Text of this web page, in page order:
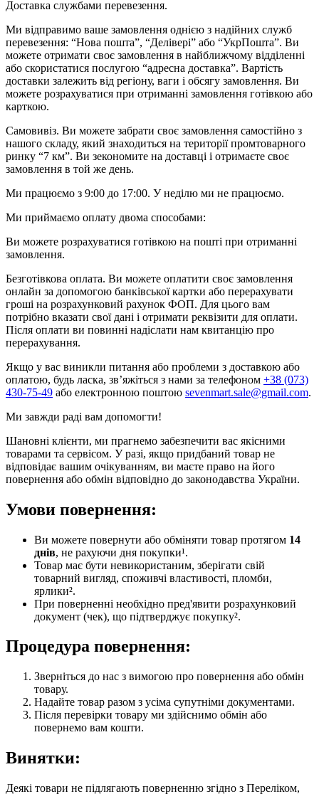
Доставка службами перевезення.
Ми відправимо ваше замовлення однією з надійних служб
перевезення: “Нова пошта”, “Делівері” або “УкрПошта”. Ви
можете отримати своє замовлення в найближчому відділенні
або скористатися послугою “адресна доставка”. Вартість
доставки залежить від регіону, ваги і обсягу замовлення. Ви
можете розрахуватися при отриманні замовлення готівкою або
карткою.
Самовивіз. Ви можете забрати своє замовлення самостійно з
нашого складу, який знаходиться на території промтоварного
ринку “7 км”. Ви зекономите на доставці і отримаєте своє
замовлення в той же день.
Ми працюємо з 9:00 до 17:00. У неділю ми не працюємо.
Ми приймаємо оплату двома способами:
Ви можете розрахуватися готівкою на пошті при отриманні
замовлення.
Безготівкова оплата. Ви можете оплатити своє замовлення
онлайн за допомогою банківської картки або перерахувати
гроші на розрахунковий рахунок ФОП. Для цього вам
потрібно вказати свої дані і отримати реквізити для оплати.
Після оплати ви повинні надіслати нам квитанцію про
перерахування.
Якщо у вас виникли питання або проблеми з доставкою або
оплатою, будь ласка, зв’яжіться з нами за телефоном +38 (073)
430-75-49 або електронною поштою sevenmart.sale@gmail.com.
Ми завжди раді вам допомогти!
Шановні клієнти, ми прагнемо забезпечити вас якісними
товарами та сервісом. У разі, якщо придбаний товар не
відповідає вашим очікуванням, ви маєте право на його
повернення або обмін відповідно до законодавства України.
Умови повернення:
Ви можете повернути або обміняти товар протягом 14
днів, не рахуючи дня покупки¹.
Товар має бути невикористаним, зберігати свій
товарний вигляд, споживчі властивості, пломби,
ярлики².
При поверненні необхідно пред'явити розрахунковий
документ (чек), що підтверджує покупку².
Процедура повернення:
Зверніться до нас з вимогою про повернення або обмін
товару.
Надайте товар разом з усіма супутніми документами.
Після перевірки товару ми здійснимо обмін або
повернемо вам кошти.
Винятки:
Деякі товари не підлягають поверненню згідно з Переліком,